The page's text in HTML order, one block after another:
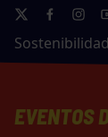
Sostenibilidad
EVENTOS